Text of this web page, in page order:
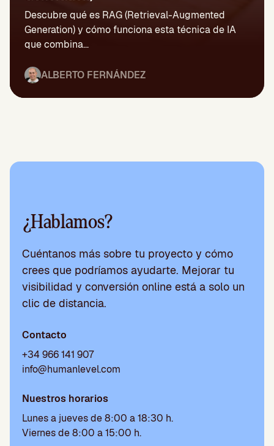
Descubre qué es RAG (Retrieval-Augmented
Generation) y cómo funciona esta técnica de IA
que combina...
ALBERTO FERNÁNDEZ
¿Hablamos?
Cuéntanos más sobre tu proyecto y cómo
crees que podríamos ayudarte. Mejorar tu
visibilidad y conversión online está a solo un
clic de distancia.
Contacto
+34 966 141 907
info@humanlevel.com
Nuestros horarios
Lunes a jueves de 8:00 a 18:30 h.
Viernes de 8:00 a 15:00 h.